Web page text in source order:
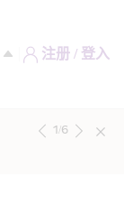
注册 / 登入
1/6